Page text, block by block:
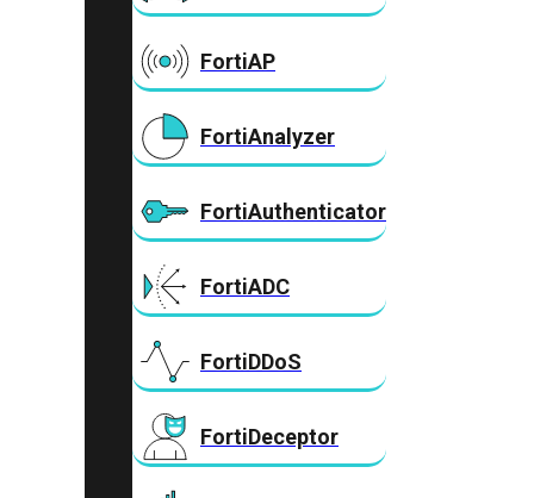
FortiAP
FortiAnalyzer
FortiAuthenticator
FortiADC
FortiDDoS
FortiDeceptor